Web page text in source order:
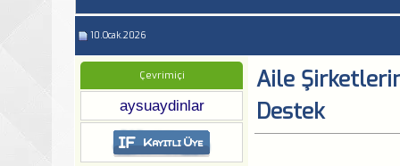
10.Ocak.2026
Çevrimiçi
aysuaydinlar
Aile
Destek